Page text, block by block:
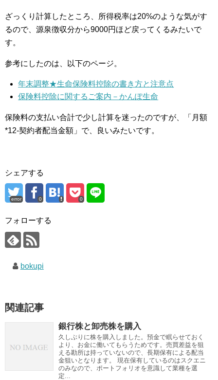
ざっくり計算したところ、所得税率は20%のような気がす
るので、源泉徴収分から9000円ほど戻ってくるみたいで
す。
参考にしたのは、以下のページ。
年末調整★生命保険料控除の書き方と注意点
保険料控除に関するご案内－かんぽ生命
保険料の支払い合計で少し計算を迷ったのですが、「月額
*12-契約者配当金額」で、良いみたいです。
シェアする
error 0 0
フォローする
bokupi
関連記事
銀行株と卸売株を購入
久しぶりに株を購入しました。預金で眠らせておく
より、お金に働いてもらうためです。売買差益を狙
える勘所は持っていないので、長期保有による配当
金狙いとなります。 現在保有しているのはスクエニ
のみなので、ポートフォリオを意識して業種を選
定...